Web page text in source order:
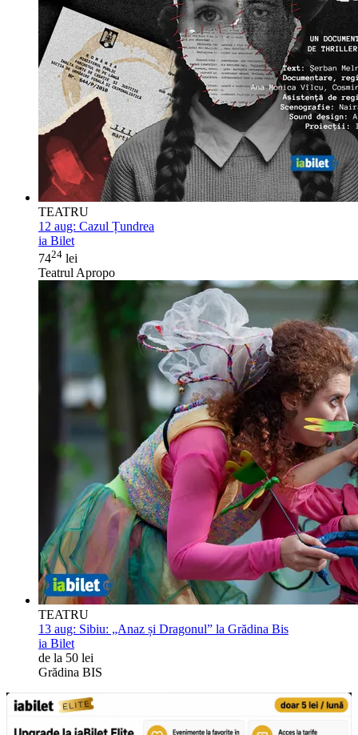
TEATRU
12 aug: Cazul Țundrea
ia Bilet
7424 lei
Teatrul Apropo
TEATRU
13 aug: Sibiu: „Anaz și Dragonul” la Grădina Bis
ia Bilet
de la 50 lei
Grădina BIS